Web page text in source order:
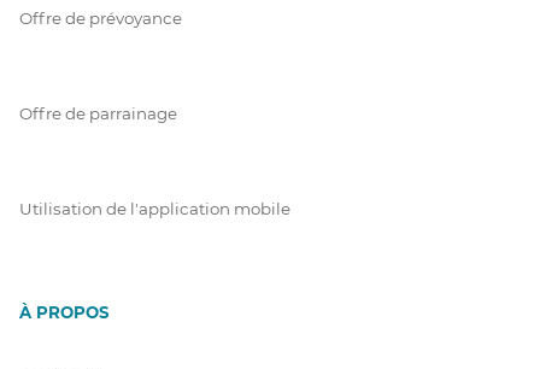
Offre de prévoyance
Offre de parrainage
Utilisation de l'application mobile
À PROPOS